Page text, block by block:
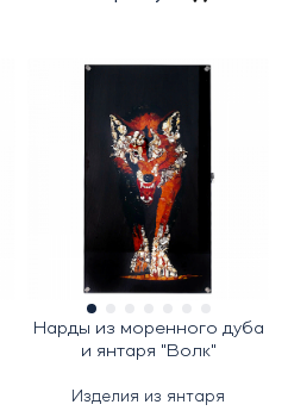
Нарды из моренного дуба
и янтаря "Волк"
Изделия из янтаря